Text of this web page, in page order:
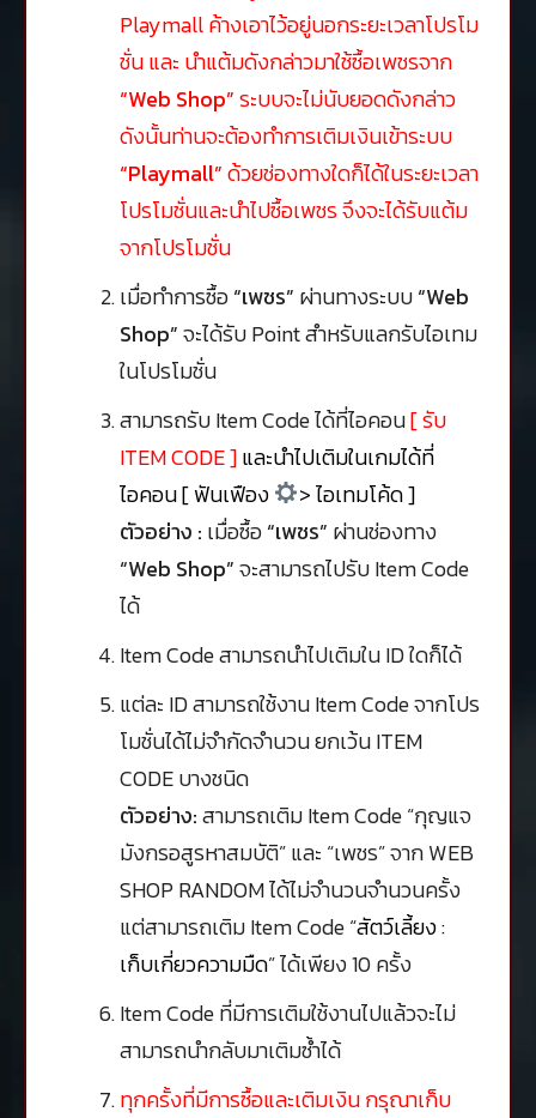
Playmall ค้างเอาไว้อยู่นอกระยะเวลาโปรโม
ชั่น และ นำแต้มดังกล่าวมาใช้ซื้อเพชรจาก
“Web Shop”ระบบจะไม่นับยอดดังกล่าว
ดังนั้นท่านจะต้องทำการเติมเงินเข้าระบบ
“Playmall”ด้วยช่องทางใดก็ได้ในระยะเวลา
โปรโมชั่นและนำไปซื้อเพชร จึงจะได้รับแต้ม
จากโปรโมชั่น
เมื่อทำการซื้อ“เพชร” ผ่านทางระบบ“Web
Shop”จะได้รับ Point สำหรับแลกรับไอเทม
ในโปรโมชั่น
สามารถรับ Item Code ได้ที่ไอคอน[ รับ
ITEM CODE ]และนำไปเติมในเกมได้ที่
ไอคอน [ ฟันเฟือง
> ไอเทมโค้ด ]
ตัวอย่าง : เมื่อซื้อ“เพชร” ผ่านช่องทาง
“Web Shop”จะสามารถไปรับ Item Code
ได้
Item Code สามารถนำไปเติมใน ID ใดก็ได้
แต่ละ ID สามารถใช้งาน Item Code จากโปร
โมชั่นได้ไม่จำกัดจำนวน ยกเว้น ITEM
CODE บางชนิด
ตัวอย่าง:สามารถเติม Item Code “กุญแจ
มังกรอสูรหาสมบัติ” และ “เพชร” จาก WEB
SHOP RANDOM ได้ไม่จำนวนจำนวนครั้ง
แต่สามารถเติม Item Code “สัตว์เลี้ยง :
เก็บเกี่ยวความมืด” ได้เพียง 10 ครั้ง
Item Code ที่มีการเติมใช้งานไปแล้วจะไม่
สามารถนำกลับมาเติมซ้ำได้
ทุกครั้งที่มีการซื้อและเติมเงิน กรุณาเก็บ